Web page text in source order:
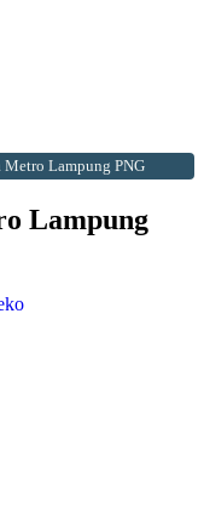
Lampung PNG
Lampung